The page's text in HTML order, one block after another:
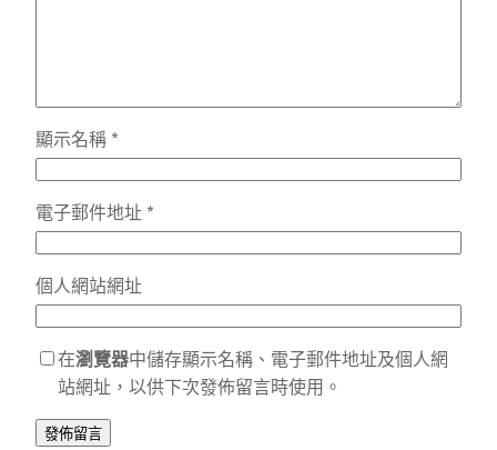
顯示名稱 *
電子郵件地址 *
個人網站網址
在瀏覽器中儲存顯示名稱、電子郵件地址及個人網
站網址，以供下次發佈留言時使用。